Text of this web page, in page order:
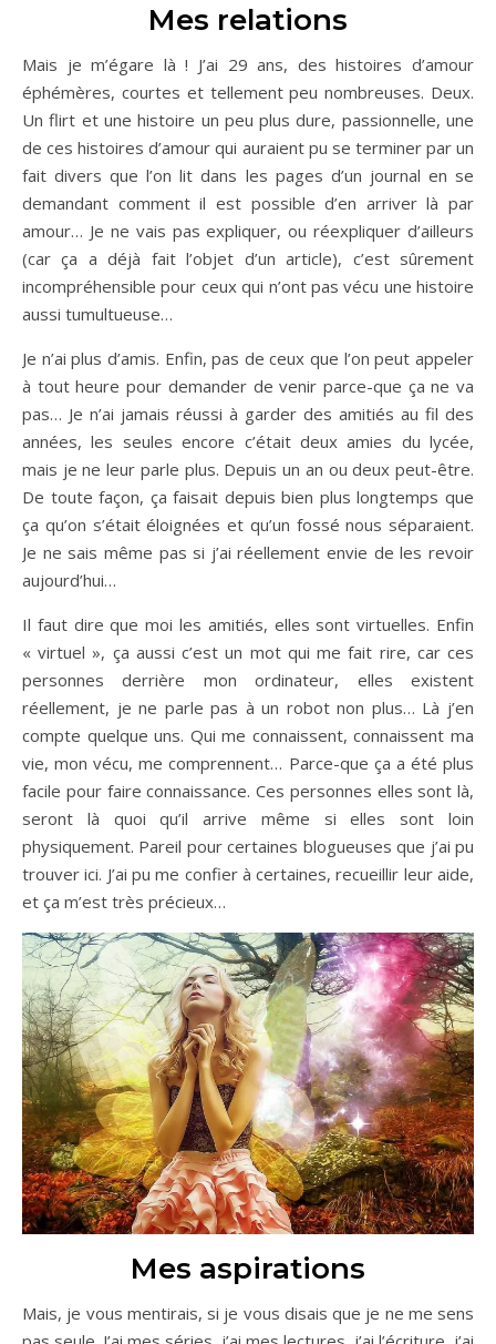
Mes relations
Mais je m’égare là ! J’ai 29 ans, des histoires d’amour
éphémères, courtes et tellement peu nombreuses. Deux.
Un flirt et une histoire un peu plus dure, passionnelle, une
de ces histoires d’amour qui auraient pu se terminer par un
fait divers que l’on lit dans les pages d’un journal en se
demandant comment il est possible d’en arriver là par
amour… Je ne vais pas expliquer, ou réexpliquer d’ailleurs
(car ça a déjà fait l’objet d’un article), c’est sûrement
incompréhensible pour ceux qui n’ont pas vécu une histoire
aussi tumultueuse…
Je n’ai plus d’amis. Enfin, pas de ceux que l’on peut appeler
à tout heure pour demander de venir parce-que ça ne va
pas… Je n’ai jamais réussi à garder des amitiés au fil des
années, les seules encore c’était deux amies du lycée,
mais je ne leur parle plus. Depuis un an ou deux peut-être.
De toute façon, ça faisait depuis bien plus longtemps que
ça qu’on s’était éloignées et qu’un fossé nous séparaient.
Je ne sais même pas si j’ai réellement envie de les revoir
aujourd’hui…
Il faut dire que moi les amitiés, elles sont virtuelles. Enfin
« virtuel », ça aussi c’est un mot qui me fait rire, car ces
personnes derrière mon ordinateur, elles existent
réellement, je ne parle pas à un robot non plus… Là j’en
compte quelque uns. Qui me connaissent, connaissent ma
vie, mon vécu, me comprennent… Parce-que ça a été plus
facile pour faire connaissance. Ces personnes elles sont là,
seront là quoi qu’il arrive même si elles sont loin
physiquement. Pareil pour certaines blogueuses que j’ai pu
trouver ici. J’ai pu me confier à certaines, recueillir leur aide,
et ça m’est très précieux…
Mes aspirations
Mais, je vous mentirais, si je vous disais que je ne me sens